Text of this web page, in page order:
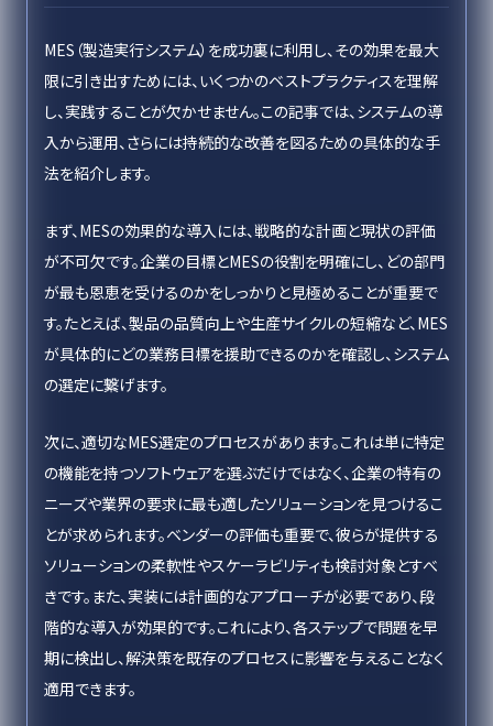
MES（製造実行システム）を成功裏に利用し、その効果を最大
限に引き出すためには、いくつかのベストプラクティスを理解
し、実践することが欠かせません。この記事では、システムの導
入から運用、さらには持続的な改善を図るための具体的な手
法を紹介します。
まず、MESの効果的な導入には、戦略的な計画と現状の評価
が不可欠です。企業の目標とMESの役割を明確にし、どの部門
が最も恩恵を受けるのかをしっかりと見極めることが重要で
す。たとえば、製品の品質向上や生産サイクルの短縮など、MES
が具体的にどの業務目標を援助できるのかを確認し、システム
の選定に繋げます。
次に、適切なMES選定のプロセスがあります。これは単に特定
の機能を持つソフトウェアを選ぶだけではなく、企業の特有の
ニーズや業界の要求に最も適したソリューションを見つけるこ
とが求められます。ベンダーの評価も重要で、彼らが提供する
ソリューションの柔軟性やスケーラビリティも検討対象とすべ
きです。また、実装には計画的なアプローチが必要であり、段
階的な導入が効果的です。これにより、各ステップで問題を早
期に検出し、解決策を既存のプロセスに影響を与えることなく
適用できます。